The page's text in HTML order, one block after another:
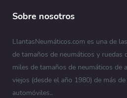
Sobre nosotros
LlantasNeumáticos.com es una de
de tamaños de neumáticos y ruedas
miles de tamaños de neumáticos de
viejos (desde el año 1980) de más
automóviles..